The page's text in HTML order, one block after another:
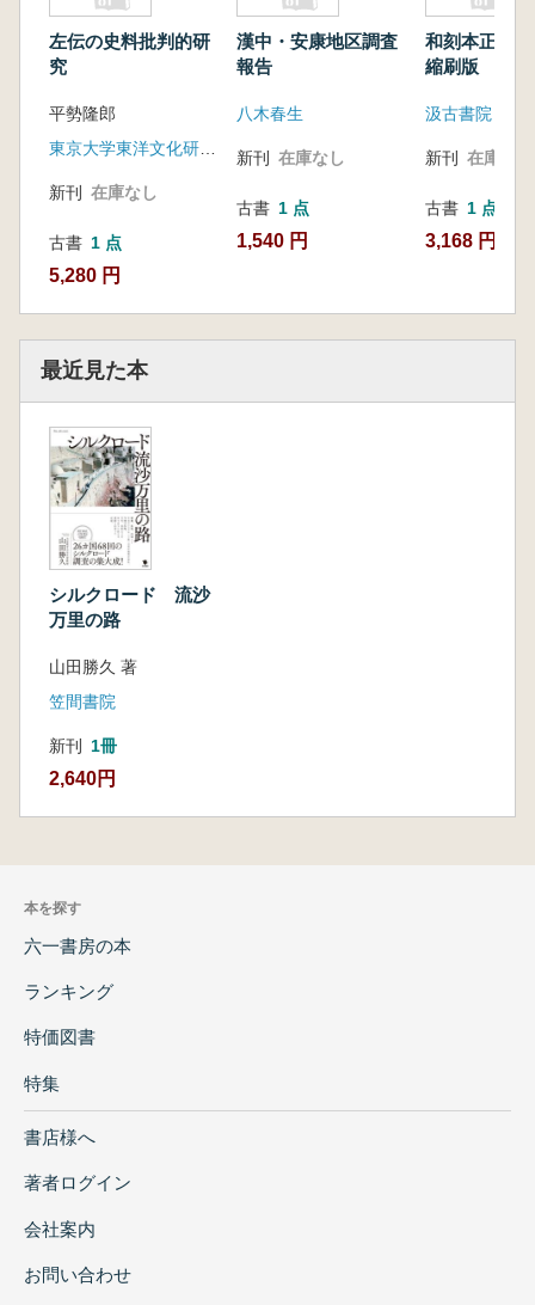
第1節 第1回西域行――悲哀に満ちた亀茲での
日々
第2節 第2回西域行――充実した北庭での活躍
シルクロード関連年表
左伝の史料批判的研
究
平勢隆郎
新刊 在庫なし
古書 1 点
5,280 円
漢中・安康地区調査
報告
八木春生
新刊 在庫なし
古書 1 点
1,540 円
和刻本正
縮刷版 全4
汲古書院
新刊 在庫なし
古書 1 点
3,168 円
最近見た本
シルクロード 流沙
万里の路
山田勝久 著
笠間書院
新刊 1冊
2,640円
本を探す
六一書房の本
ランキング
特価図書
特集
書店様へ
著者ログイン
会社案内
お問い合わせ